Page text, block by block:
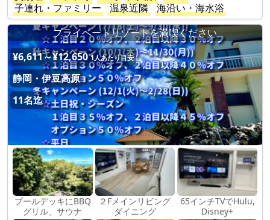
子連れ・ファミリー
温泉近隣
海沿い・海水浴
プライベートリゾートを満喫ください
¥6,611～¥12,650 1人あたり目安
静岡・伊豆高原
11名迄
プールデッキにBBQ
グリル、サウナ
２Fメインリビング
ダイニング
65インチTVでHulu,
Disney+